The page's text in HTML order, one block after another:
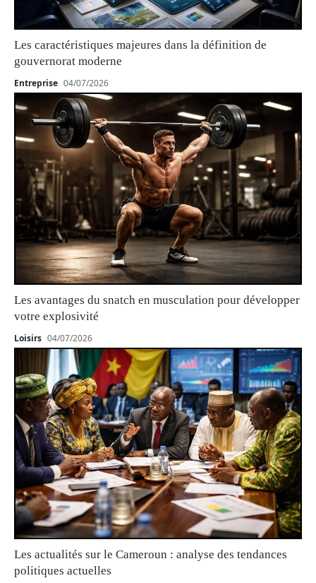
Les caractéristiques majeures dans la définition de
gouvernorat moderne
Entreprise 04/07/2026
Les avantages du snatch en musculation pour développer
votre explosivité
Loisirs 04/07/2026
Les actualités sur le Cameroun : analyse des tendances
politiques actuelles